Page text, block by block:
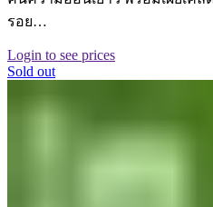
รอย…
Login to see prices
Sold out